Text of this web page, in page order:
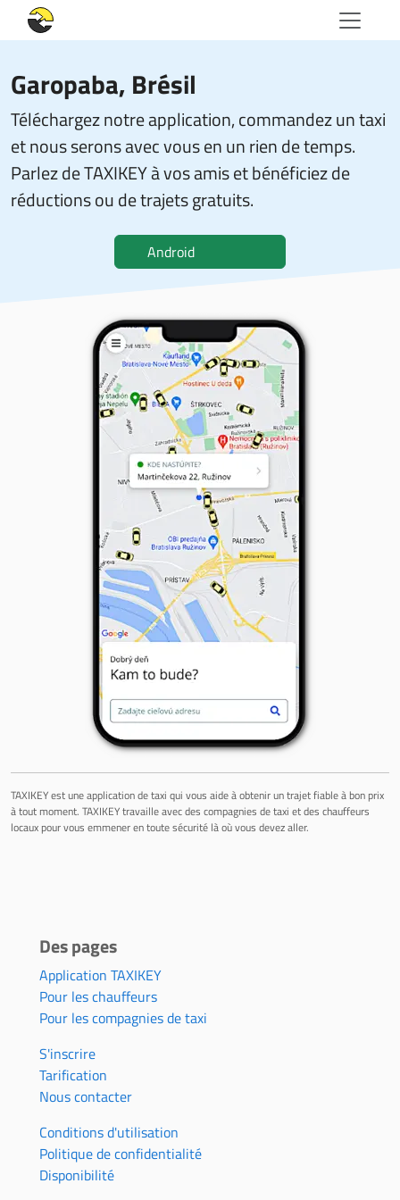
Garopaba, Brésil
Téléchargez notre application, commandez un taxi
et nous serons avec vous en un rien de temps.
Parlez de TAXIKEY à vos amis et bénéficiez de
réductions ou de trajets gratuits.
Android
TAXIKEY est une application de taxi qui vous aide à obtenir un trajet fiable à bon prix
à tout moment. TAXIKEY travaille avec des compagnies de taxi et des chauffeurs
locaux pour vous emmener en toute sécurité là où vous devez aller.
Des pages
Application TAXIKEY
Pour les chauffeurs
Pour les compagnies de taxi
S'inscrire
Tarification
Nous contacter
Conditions d'utilisation
Politique de confidentialité
Disponibilité